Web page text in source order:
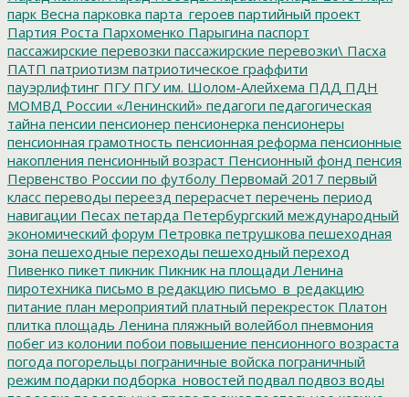
парк Весна парковка парта_героев партийный проект
Партия Роста Пархоменко Парыгина паспорт
пассажирские перевозки пассажирские перевозки\ Пасха
ПАТП патриотизм патриотическое граффити
пауэрлифтинг ПГУПГУ им. Шолом-Алейхема ПДД ПДН
МОМВД России «Ленинский» педагоги педагогическая
тайна пенсии пенсионер пенсионерка пенсионеры
пенсионная грамотность пенсионная реформа пенсионные
накопления пенсионный возраст Пенсионный фонд пенсия
Первенство России по футболу Первомай 2017 первый
класс переводы переезд перерасчет перечень период
навигации Песах петарда Петербургский международный
экономический форум Петровка петрушкова пешеходная
зона пешеходные переходы пешеходный переход
Пивенко пикет пикник Пикник на площади Ленина
пиротехника письмо в редакцию письмо_в_редакцию
питание план мероприятий платный перекресток Платон
плитка площадь Ленина пляжный волейбол пневмония
побег из колонии побои повышение пенсионного возраста
погода погорельцы пограничные войска пограничный
режим подарки подборка_новостей подвал подвоз воды